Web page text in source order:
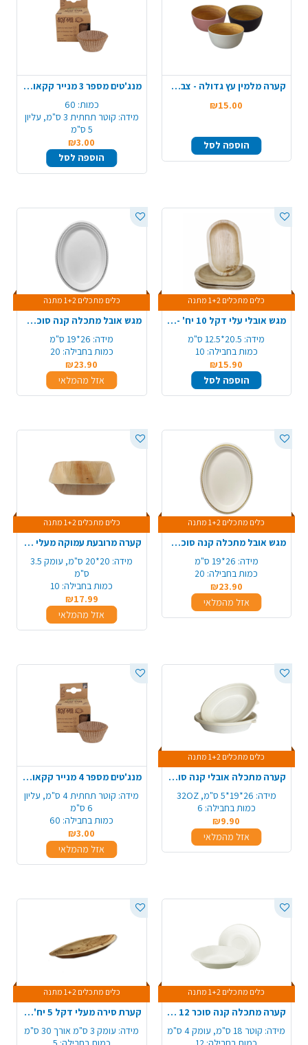
קערה מלמין עץ גדולה - צבע משתנה
₪15.00
הוספה לסל
מנג'טים מספר 3 מנייר קקאו מתכלה 60 יח' - טבעי
כמות: 60
מידה:
קוטר תחתית 3 ס"מ, עליון
5 ס"מ
₪3.00
הוספה לסל
כלים מתכלים 1+2 מתנה
מגש אובלי עלי דקל 10 יח' - בינוני
מידה: 20.5*12.5 ס"מ
כמות בחבילה: 10
₪15.90
הוספה לסל
כלים מתכלים 1+2 מתנה
מגש אובל מתכלה קנה סוכר מודפס 20 יח' - כסף
מידה: 26*19 ס"מ
כמות בחבילה: 20
₪23.90
אזל מהמלאי
כלים מתכלים 1+2 מתנה
מגש אובל מתכלה קנה סוכר מודפס 20 יח' - זהב
מידה: 26*19 ס"מ
כמות בחבילה: 20
₪23.90
אזל מהמלאי
כלים מתכלים 1+2 מתנה
קערה מרובעת עמוקה מעלי דקל 10 יח' - גדול
מידה:
20*20 ס"מ, עומק 3.5
ס"מ
כמות בחבילה: 10
₪17.99
אזל מהמלאי
כלים מתכלים 1+2 מתנה
קערה מתכלה אובלי קנה סוכר 6 יח' - גדול
מידה: 26*19*5 ס"מ, 32OZ
כמות בחבילה: 6
₪9.90
אזל מהמלאי
מנג'טים מספר 4 מנייר קקאו מתכלה 60 יח' - טבעי
מידה:
קוטר תחתית 4 ס"מ, עליון
6 ס"מ
כמות בחבילה: 60
₪3.00
אזל מהמלאי
כלים מתכלים 1+2 מתנה
קערה מתכלה קנה סוכר 12 יח' - לבן
מידה: קוטר 18 ס"מ, עומק 4 ס"מ
כלים מתכלים 1+2 מתנה
קערת סירה מעלי דקל 5 יח' - גדול
מידה: עומק 3 ס"מ אורך 30 ס"מ